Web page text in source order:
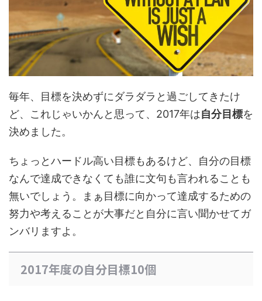
毎年、目標を決めずにダラダラと過ごしてきたけ
ど、これじゃいかんと思って、2017年は自分目標を
決めました。
ちょっとハードル高い目標もあるけど、自分の目標
なんで達成できなくても誰に文句も言われることも
無いでしょう。まぁ目標に向かって達成するための
努力や考えることが大事だと自分に言い聞かせてガ
ンバリますよ。
2017年度の自分目標10個